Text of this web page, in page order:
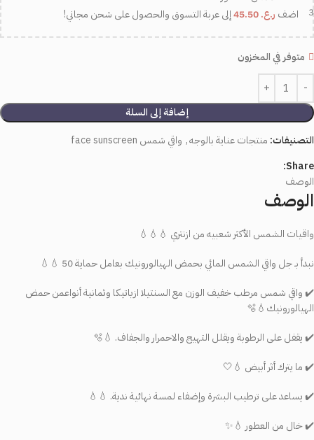
اضف ر.ع. إلى عربة التسوق والحصول على شحن مجاني!
متوفر في المخزون
إضافة إلى السلة
التصنيفات: منتجات عناية بالوجه, واقي شمس face sunscreen
Share:
الوصف
الوصف
واقيات الشمس الأكثر شعبيه من ازنتري 💧💧💧
نبدأ بـ جل واقي الشمس المائي بحمض الهيالورونيك بعامل حماية 50 💧💧
✔️ واقي شمس مرطب خفيف الوزن مع السنتيلا ازياتيكا وثمانية أنواعمن حمض
الهيالورونيك💧🫧
✔️ يقفل على الرطوبة ويقلل التهيج والاحمرار والجفاف. 💧🫧
✔️ ما يترك أثر أبيض 💧🤍
✔️ يساعد على ترطيب البشرة وإضفاء لمسة نهائية ندية. 💧💧
✔️ خال من العطور 💧✨